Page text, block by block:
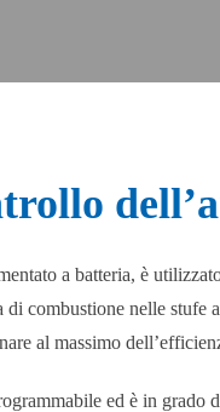
a batteria, è
di combustione nelle stufe
al massimo
ed è in grado